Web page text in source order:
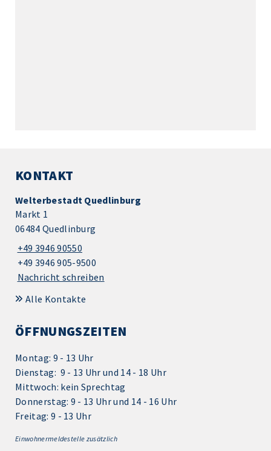
KONTAKT
Welterbestadt Quedlinburg
Markt 1
06484 Quedlinburg
+49 3946 90550
+49 3946 905-9500
Nachricht schreiben
Alle Kontakte
ÖFFNUNGSZEITEN
Montag: 9 - 13 Uhr
Dienstag: 9 - 13 Uhr und 14 - 18 Uhr
Mittwoch: kein Sprechtag
Donnerstag: 9 - 13 Uhr und 14 - 16 Uhr
Freitag: 9 - 13 Uhr
Einwohnermeldestelle zusätzlich